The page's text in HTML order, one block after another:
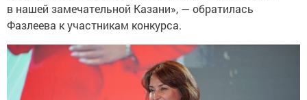
в нашей замечательной Казани», — обратилась
Фазлеева к участникам конкурса.